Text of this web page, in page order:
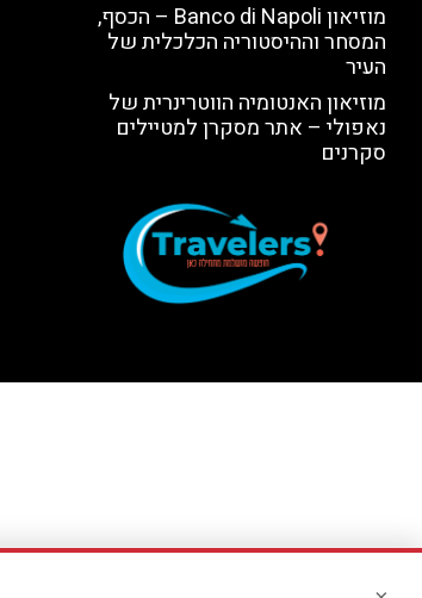
מוזיאון Banco di Napoli – הכסף,
המסחר וההיסטוריה הכלכלית של
העיר
מוזיאון האנטומיה הווטרינרית של
נאפולי – אתר מסקרן למטיילים
סקרנים